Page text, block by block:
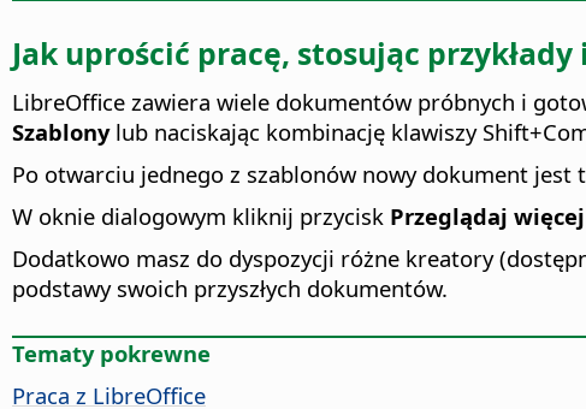
Jak uprościć pracę, stosując przykłady
LibreOffice zawiera wiele dokumentów próbnych i
Szablonylub naciskając kombinację klawiszy Shift+
Po otwarciu jednego z szablonów nowy dokument
W oknie dialogowym kliknij przycisk Przeglądaj
Dodatkowo masz do dyspozycji różne kreatory
podstawy swoich przyszłych dokumentów.
Tematy pokrewne
Praca z LibreOffice